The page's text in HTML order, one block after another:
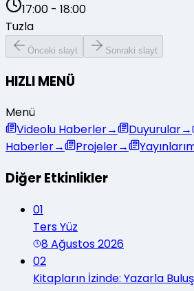
17:00 - 18:00
Tuzla
Önceki slayt Sonraki slayt
HIZLI MENÜ
Menü
Videolu Haberler→ Duyurular→
Haberler→ Projeler→
Diğer Etkinlikler
01
Ters Yüz
8 Ağustos 2026
02
Kitapların İzinde: Yazarla